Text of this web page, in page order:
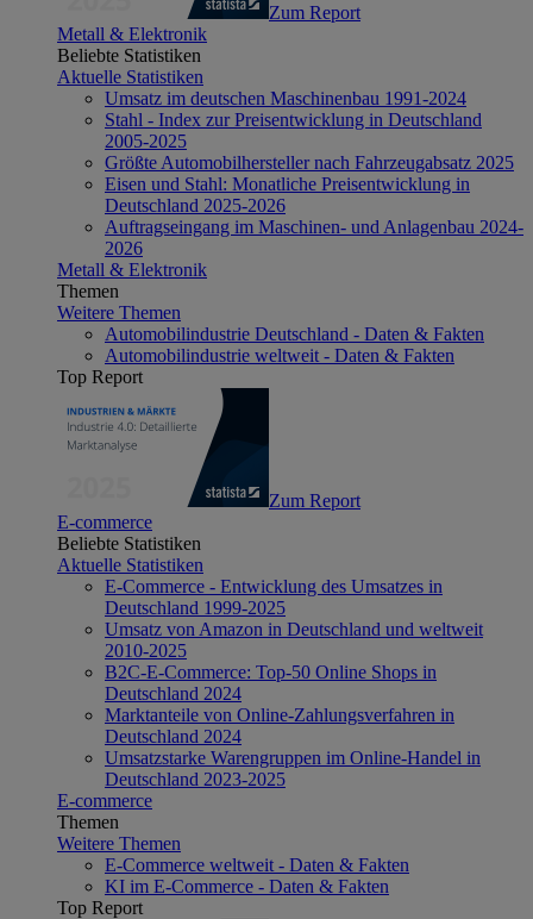
Zum Report
Metall & Elektronik
Beliebte Statistiken
Aktuelle Statistiken
Umsatz im deutschen Maschinenbau 1991-2024
Stahl - Index zur Preisentwicklung in Deutschland
2005-2025
Größte Automobilhersteller nach Fahrzeugabsatz 2025
Eisen und Stahl: Monatliche Preisentwicklung in
Deutschland 2025-2026
Auftragseingang im Maschinen- und Anlagenbau 2024-
2026
Metall & Elektronik
Themen
Weitere Themen
Automobilindustrie Deutschland - Daten & Fakten
Automobilindustrie weltweit - Daten & Fakten
Top Report
Zum Report
E-commerce
Beliebte Statistiken
Aktuelle Statistiken
E-Commerce - Entwicklung des Umsatzes in
Deutschland 1999-2025
Umsatz von Amazon in Deutschland und weltweit
2010-2025
B2C-E-Commerce: Top-50 Online Shops in
Deutschland 2024
Marktanteile von Online-Zahlungsverfahren in
Deutschland 2024
Umsatzstarke Warengruppen im Online-Handel in
Deutschland 2023-2025
E-commerce
Themen
Weitere Themen
E-Commerce weltweit - Daten & Fakten
KI im E-Commerce - Daten & Fakten
Top Report